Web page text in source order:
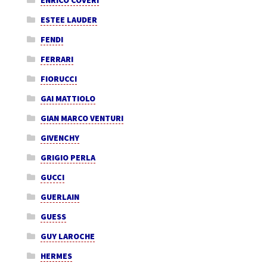
ESTEE LAUDER
FENDI
FERRARI
FIORUCCI
GAI MATTIOLO
GIAN MARCO VENTURI
GIVENCHY
GRIGIO PERLA
GUCCI
GUERLAIN
GUESS
GUY LAROCHE
HERMES